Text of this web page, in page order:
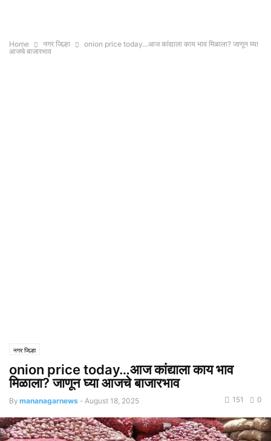
Home नगर जिल्हा
onion price today…आज कांद्याला काय भाव मिळाला? जाणून घ्या
आजचे बाजारभाव
नगर जिल्हा
onion price today…आज कांद्याला काय भाव
मिळाला? जाणून घ्या आजचे बाजारभाव
By mananagarnews - August 18, 2025 0
151